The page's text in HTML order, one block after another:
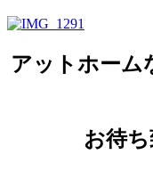
アットホーム
お待